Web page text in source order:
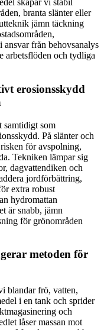
skapar vi stabil
branta slänter eller
jämn täckning
från behovsanalys
arbetsflöden och tydliga
erosionsskydd
samtidigt som
På slänter och
för avspolning,
Tekniken lämpar sig
dagvattendiken och
jordförbättring,
extra robust
hydromattan
är snabb, jämn
för grönområden
metoden för
blandar frö, vatten,
i en tank och sprider
och
låser massan mot